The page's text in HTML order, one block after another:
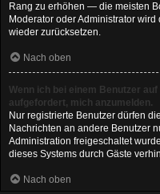
Rang zu erhöhen — die meisten
Moderator oder Administrator
wieder zurücksetzen.
Nach oben
Wenn ich bei einem Benutzer
aufgefordert, mich anzumelden.
Nur registrierte Benutzer dürfen
Nachrichten an andere Benutzer
Administration freigeschaltet
dieses Systems durch Gäste
Nach oben